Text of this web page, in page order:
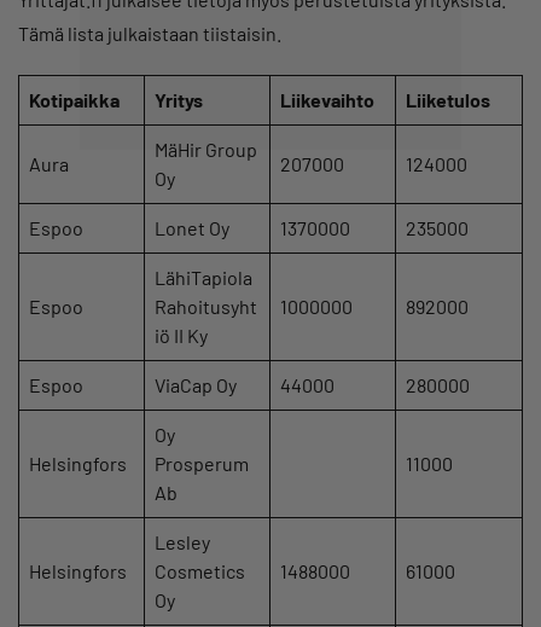
Tämä lista julkaistaan tiistaisin.
Kotipaikka Yritys Liikevaihto Liiketulos
Aura
MäHir Group
Oy
207000 124000
Espoo Lonet Oy 1370000 235000
Espoo
LähiTapiola
Rahoitusyht
iö II Ky
1000000 892000
Espoo ViaCap Oy 44000 280000
Helsingfors
Oy
Prosperum
Ab
11000
Helsingfors
Lesley
Cosmetics
Oy
1488000 61000